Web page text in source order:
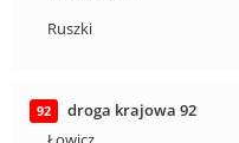
Ruszki
92
droga krajowa 92